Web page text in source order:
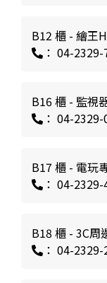
B12 櫃 - 繪王
： 04-
B16 櫃 - 監視
： 04-
B17 櫃 - 電玩
： 04-
B18 櫃 - 3C周
： 04-